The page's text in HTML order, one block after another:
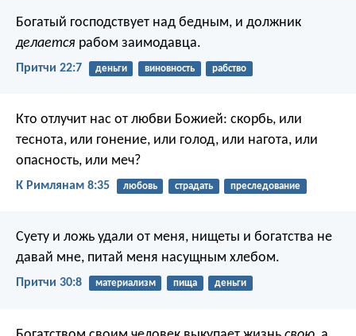
Богатый господствует над бедным, и должник
делается рабом заимодавца.
Притчи 22:7 деньги виновность рабство
Кто отлучит нас от любви Божией: скорбь, или
теснота, или гонение, или голод, или нагота, или
опасность, или меч?
К Римлянам 8:35 любовь страдать преследование
Суету и ложь удали от меня, нищеты и богатства не
давай мне, питай меня насущным хлебом.
Притчи 30:8 материализм пища деньги